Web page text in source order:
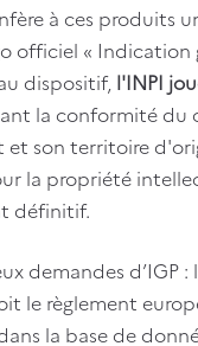
à ces produits
officiel « Indication
dispositif, l'INPI
la conformité du
son territoire
la propriété
définitif.
demandes
le règlement
la base de